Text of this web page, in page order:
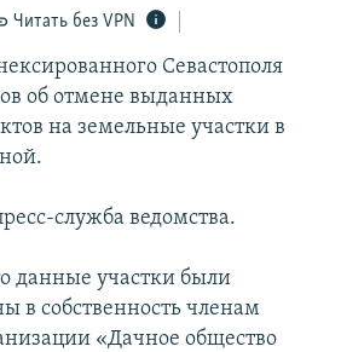
Читать без VPN
Севастополя
об отмене выданных
на земельные участки в
служба ведомства.
данные участки были
в собственность членам
«Дачное общество